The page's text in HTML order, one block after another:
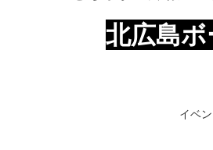
北広島
イベ